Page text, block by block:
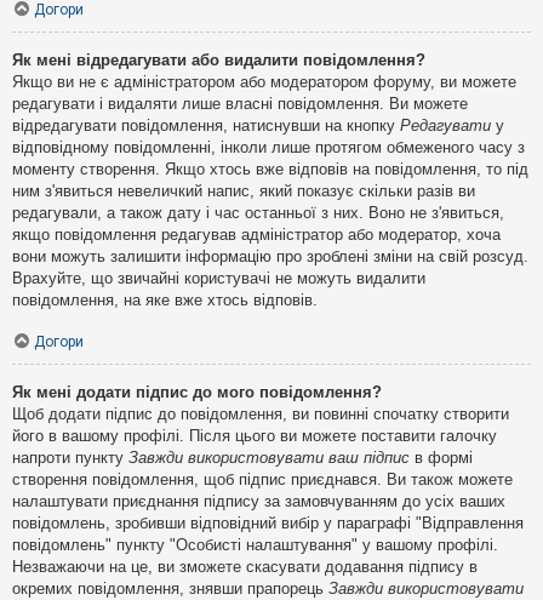
Догори
Як мені відредагувати або видалити повідомлення?
Якщо ви не є адміністратором або модератором форуму, ви можете
редагувати і видаляти лише власні повідомлення. Ви можете
відредагувати повідомлення, натиснувши на кнопку Редагувати у
відповідному повідомленні, інколи лише протягом обмеженого часу з
моменту створення. Якщо хтось вже відповів на повідомлення, то під
ним з'явиться невеличкий напис, який показує скільки разів ви
редагували, а також дату і час останньої з них. Воно не з'явиться,
якщо повідомлення редагував адміністратор або модератор, хоча
вони можуть залишити інформацію про зроблені зміни на свій розсуд.
Врахуйте, що звичайні користувачі не можуть видалити
повідомлення, на яке вже хтось відповів.
Догори
Як мені додати підпис до мого повідомлення?
Щоб додати підпис до повідомлення, ви повинні спочатку створити
його в вашому профілі. Після цього ви можете поставити галочку
напроти пункту Завжди використовувати ваш підпис в формі
створення повідомлення, щоб підпис приєднався. Ви також можете
налаштувати приєднання підпису за замовчуванням до усіх ваших
повідомлень, зробивши відповідний вибір у параграфі "Відправлення
повідомлень" пункту "Особисті налаштування" у вашому профілі.
Незважаючи на це, ви зможете скасувати додавання підпису в
окремих повідомлення, знявши прапорець Завжди використовувати